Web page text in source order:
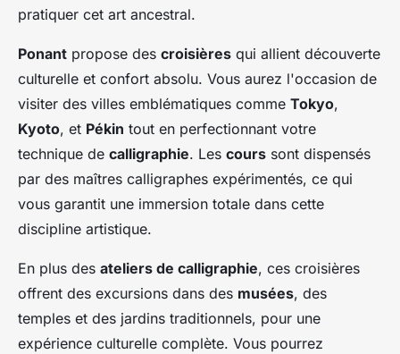
pratiquer cet art ancestral.
Ponant propose des croisières qui allient découverte
culturelle et confort absolu. Vous aurez l'occasion de
visiter des villes emblématiques comme Tokyo,
Kyoto, et Pékin tout en perfectionnant votre
technique de calligraphie. Les cours sont dispensés
par des maîtres calligraphes expérimentés, ce qui
vous garantit une immersion totale dans cette
discipline artistique.
En plus des ateliers de calligraphie, ces croisières
offrent des excursions dans des musées, des
temples et des jardins traditionnels, pour une
expérience culturelle complète. Vous pourrez